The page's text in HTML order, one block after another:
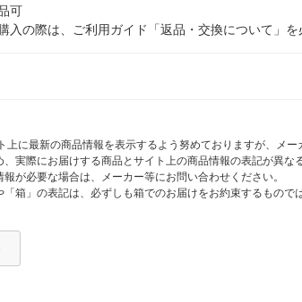
可
入の際は、ご利用ガイド「返品・交換について」
上に最新の商品情報を表示するよう努めておりますが、メ
実際にお届けする商品とサイト上の商品情報の表記が異
が必要な場合は、メーカー等にお問い合わせください。
箱」の表記は、必ずしも箱でのお届けをお約束するもの